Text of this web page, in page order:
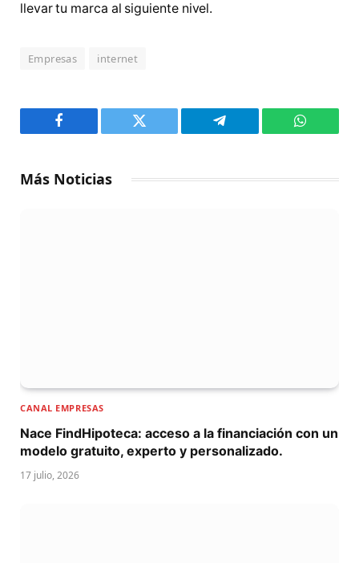
llevar tu marca al siguiente nivel.
Empresas internet
Facebook Twitter Telegram
Más Noticias
CANAL EMPRESAS
Nace FindHipoteca: acceso a la financiación con un
modelo gratuito, experto y personalizado.
17 julio, 2026